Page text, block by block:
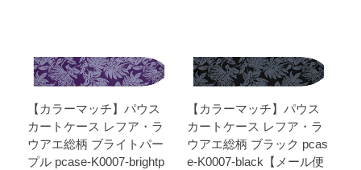
【カラーマッチ】パウス
カートケース レフア・ラ
ウアエ総柄 ブライトパー
プル pcase-K0007-brightp
【カラーマッチ】パウス
カートケース レフア・ラ
ウアエ総柄 ブラック pcas
e-K0007-black【メール便